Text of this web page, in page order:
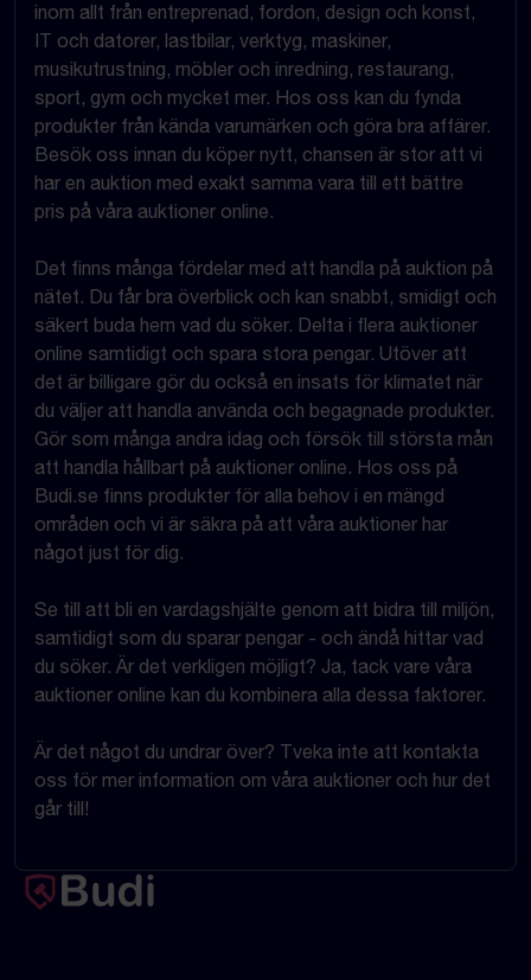
inom allt från entreprenad, fordon, design och konst,
IT och datorer, lastbilar, verktyg, maskiner,
musikutrustning, möbler och inredning, restaurang,
sport, gym och mycket mer. Hos oss kan du fynda
produkter från kända varumärken och göra bra affärer.
Besök oss innan du köper nytt, chansen är stor att vi
har en auktion med exakt samma vara till ett bättre
pris på våra auktioner online.
Det finns många fördelar med att handla på auktion på
nätet. Du får bra överblick och kan snabbt, smidigt och
säkert buda hem vad du söker. Delta i flera auktioner
online samtidigt och spara stora pengar. Utöver att
det är billigare gör du också en insats för klimatet när
du väljer att handla använda och begagnade produkter.
Gör som många andra idag och försök till största mån
att handla hållbart på auktioner online. Hos oss på
Budi.se finns produkter för alla behov i en mängd
områden och vi är säkra på att våra auktioner har
något just för dig.
Se till att bli en vardagshjälte genom att bidra till miljön,
samtidigt som du sparar pengar - och ändå hittar vad
du söker. Är det verkligen möjligt? Ja, tack vare våra
auktioner online kan du kombinera alla dessa faktorer.
Är det något du undrar över? Tveka inte att kontakta
oss för mer information om våra auktioner och hur det
går till!